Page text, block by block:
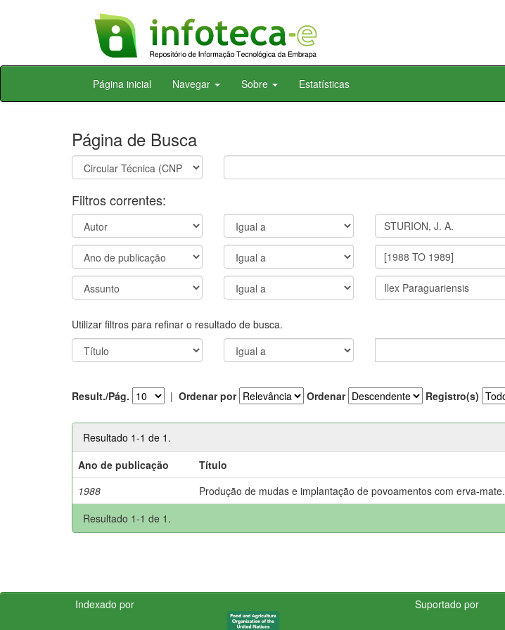
Skip
Página inicial Navegar Sobre Estatísticas
Página de Busca
Filtros correntes:
Utilizar filtros para refinar o resultado de busca.
Result./Pág. | Ordenar por Ordenar Registro(s)
Resultado 1-1 de 1.
Ano de publicação
Título
1988
Produção de mudas e implantação de povoamentos com erva-mate.
Resultado 1-1 de 1.
Indexado por Suportado por